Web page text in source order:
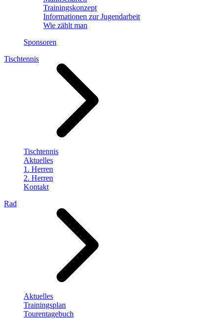
Trainingskonzept
Informationen zur Jugendarbeit
Wie zählt man
Sponsoren
Tischtennis
Tischtennis
Aktuelles
1. Herren
2. Herren
Kontakt
Rad
Aktuelles
Trainingsplan
Tourentagebuch